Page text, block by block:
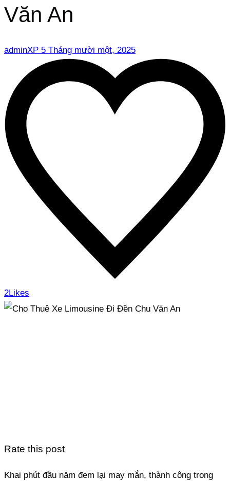
Văn An
adminXP 5 Tháng mười một, 2025
2Likes
Rate this post
Khai phút đầu năm đem lại may mắn, thành công trong